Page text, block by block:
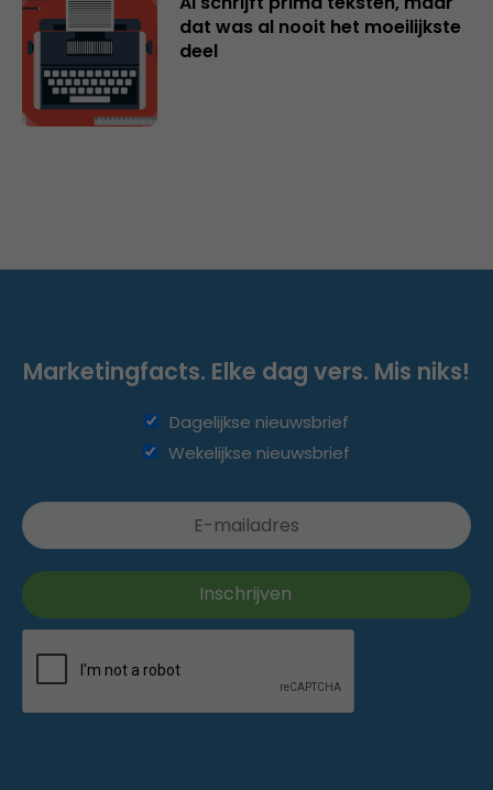
dat was al nooit het moeilijkste
deel
Marketingfacts. Elke dag vers. Mis niks!
Dagelijkse nieuwsbrief
Wekelijkse nieuwsbrief